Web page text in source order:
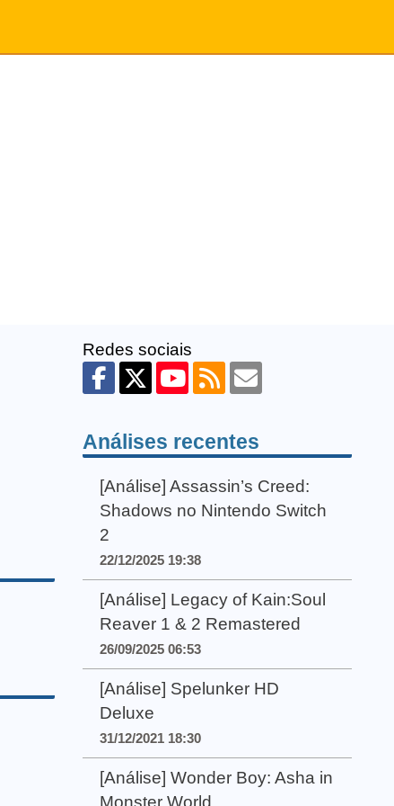
Redes sociais
Análises recentes
[Análise] Assassin’s Creed:
Shadows no Nintendo Switch
2
22/12/2025 19:38
[Análise] Legacy of Kain:Soul
Reaver 1 & 2 Remastered
26/09/2025 06:53
[Análise] Spelunker HD
Deluxe
31/12/2021 18:30
[Análise] Wonder Boy: Asha in
Monster World